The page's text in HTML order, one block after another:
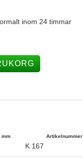
inom 24 timmar
mm Artikelnummer
K 167